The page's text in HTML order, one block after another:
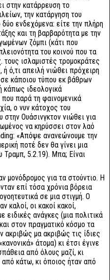
στην κατάρρευση το
την κατάργηση του
ενδεχόμενα: είτε την πλήρη
και τη βαρβαρότητα με την
ζόμπι (κάτι που
του κοινού που τα
τους ισλαμιστές τρομοκράτες
ό,τι απειλή νιώθει πρόχειρη
κάποιου τύπου εκ βάθρων
κάπως ιδεολογικά
που παρά τη φαινομενικά
ο νυν κάτοχος του
στην Ουάσινγκτον νιώθει για
να κηρύσσει στον λαό
«Απόψε ανανεώνουμε την
ποτέ δεν θα γίνει μια
Τραμπ, 5.2.19). Μπα; Είναι
μονόδρομος για τα στούντιο. Η
επί τόσα χρόνια βόρεια
σε μια στιγμή. Ο
καλοί, οι κακοί κακοί,
ειδικές ανάγκες (μια πολιτικά
στον πραγματικό κόσμο τα
ακριβώς μα ακριβώς τις ίδιες
άτομα) κι έτσι έγινε
από όλους μαζί, κι
κάτω, κι όποιος ήταν από